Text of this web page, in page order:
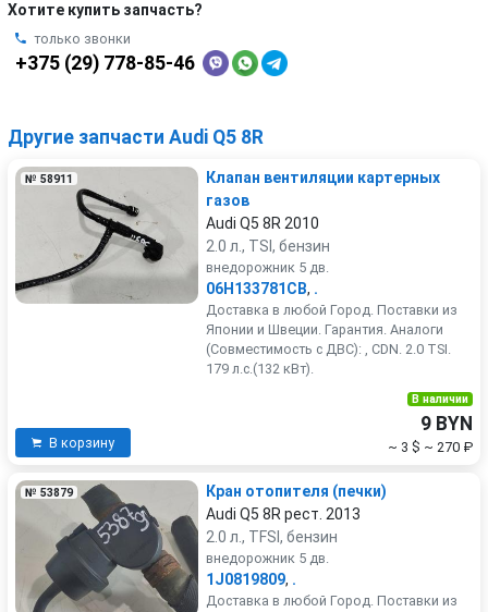
Хотите купить запчасть?
только звонки
+375 (29) 778-85-46
Другие запчасти Audi Q5 8R
№ 58911
Клапан вентиляции картерных
газов
Audi Q5 8R 2010
2.0 л., TSI, бензин
внедорожник 5 дв.
06H133781CB, .
Доставка в любой Город. Поставки из
Японии и Швеции. Гарантия. Аналоги
(Совместимость с ДВС): , CDN. 2.0 TSI.
179 л.с.(132 кВт).
В корзину
В наличии
9 BYN
~ 3 $ ~ 270 ₽
№ 53879
Кран отопителя (печки)
Audi Q5 8R рест. 2013
2.0 л., TFSI, бензин
внедорожник 5 дв.
1J0819809, .
Доставка в любой Город. Поставки из